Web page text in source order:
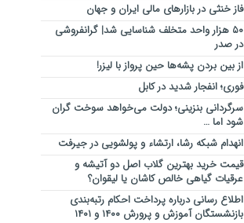
فاز خنثی در بازارهای مالی ایران و جهان
۵۰ هزار واحد متخلف شناسایی شد| گرانفروشی
در صدر
از بین بردن پشه‌ها حین پرواز با لیزر!
فوری؛ انفجار شدید در کابل
سرگردانی بنزینی؛ دولت می‌خواهد سوخت گران
شود اما …
انهدام شبکه رشا، ارتشاء و پولشویی در جیرفت
قیمت خرید بهترین گلاب اصل دو آتیشه و
عرقیات گیاهی خالص کاشان یا لیقوان؟
اطلاع رسانی درباره پرداخت احکام رتبه‌بندی
بازنشستگان آموزش و پرورش ۱۴۰۰ و ۱۴۰۱